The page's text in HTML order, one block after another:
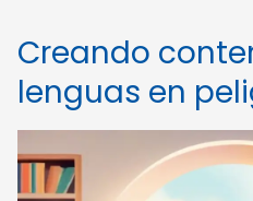
Creando
lenguas en